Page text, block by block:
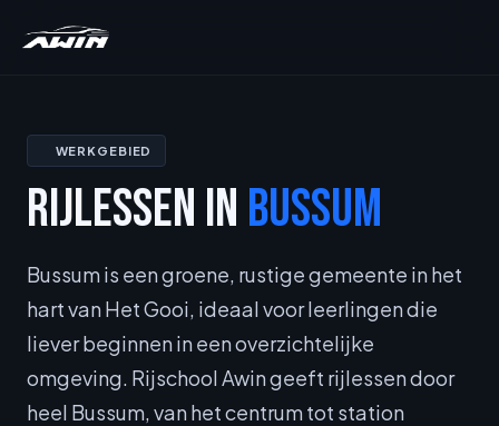
WERKGEBIED
RIJLESSEN IN BUSSUM
Bussum is een groene, rustige gemeente in het
hart van Het Gooi, ideaal voor leerlingen die
liever beginnen in een overzichtelijke
omgeving. Rijschool Awin geeft rijlessen door
heel Bussum, van het centrum tot station